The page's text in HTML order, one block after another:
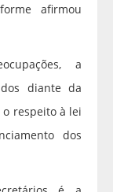
afirmou
a
diante da
o respeito à lei
dos